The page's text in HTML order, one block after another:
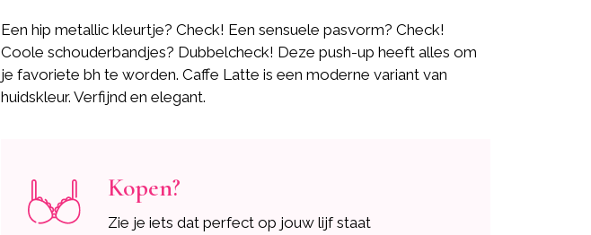
Een hip metallic kleurtje? Check! Een sensuele pasvorm? Check!
Coole schouderbandjes? Dubbelcheck! Deze push-up heeft alles om
je favoriete bh te worden. Caffe Latte is een moderne variant van
huidskleur. Verfijnd en elegant.
Kopen?
Zie je iets dat perfect op jouw lijf staat